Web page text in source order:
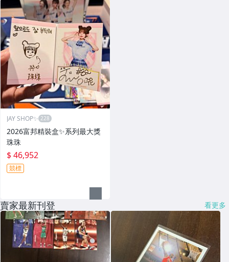
JAY SHOP✨
2026富邦精裝盒✨系列最大獎
珠珠
$ 46,952
競標
賣家最新刊登 看更多